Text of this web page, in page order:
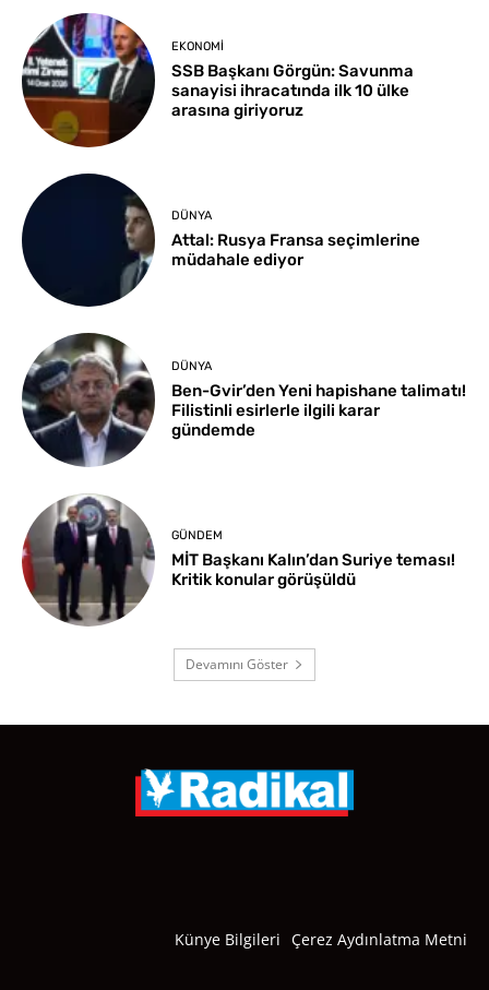
EKONOMI
SSB Başkanı Görgün: Savunma
sanayisi ihracatında ilk 10 ülke
arasına giriyoruz
DÜNYA
Attal: Rusya Fransa seçimlerine
müdahale ediyor
DÜNYA
Ben-Gvir’den Yeni hapishane talimatı!
Filistinli esirlerle ilgili karar
gündemde
GÜNDEM
MİT Başkanı Kalın’dan Suriye teması!
Kritik konular görüşüldü
Devamını Göster
Künye Bilgileri Çerez Aydınlatma Metni